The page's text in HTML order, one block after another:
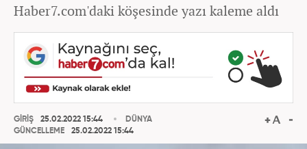
Haber7.com'daki köşesinde yazı kaleme aldı
GİRİŞ
25.02.2022 15:44
GÜNCELLEME
25.02.2022 15:44
DÜNYA